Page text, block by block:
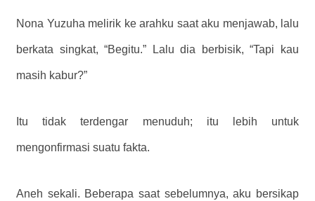
Nona Yuzuha melirik ke arahku saat aku menjawab, lalu
berkata singkat, “Begitu.” Lalu dia berbisik, “Tapi kau
masih kabur?”
Itu tidak terdengar menuduh; itu lebih untuk
mengonfirmasi suatu fakta.
Aneh sekali. Beberapa saat sebelumnya, aku bersikap